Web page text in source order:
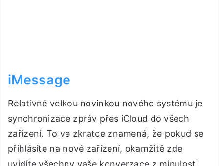
iMessage
Relativně velkou novinkou nového systému je
synchronizace zpráv přes iCloud do všech
zařízení. To ve zkratce znamená, že pokud se
přihlásíte na nové zařízení, okamžitě zde
uvidíte všechny vaše konverzace z minulosti.